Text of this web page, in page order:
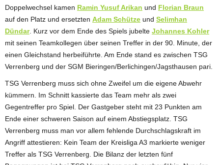
Doppelwechsel kamen Ramin Yusuf Arikan und Florian Braun
auf den Platz und ersetzten Adam Schütze und Selimhan
Dündar. Kurz vor dem Ende des Spiels jubelte Johannes Kohler
mit seinen Teamkollegen über seinen Treffer in der 90. Minute, der
einen Gleichstand herbeiführte. Am Ende stand es zwischen TSG
Verrenberg und der SGM Bieringen/Berlichingen/Jagsthausen pari.
TSG Verrenberg muss sich ohne Zweifel um die eigene Abwehr
kümmern. Im Schnitt kassierte das Team mehr als zwei
Gegentreffer pro Spiel. Der Gastgeber steht mit 23 Punkten am
Ende einer schweren Saison auf einem Abstiegsplatz. TSG
Verrenberg muss man vor allem fehlende Durchschlagskraft im
Angriff attestieren: Kein Team der Kreisliga A3 markierte weniger
Treffer als TSG Verrenberg. Die Bilanz der letzten fünf